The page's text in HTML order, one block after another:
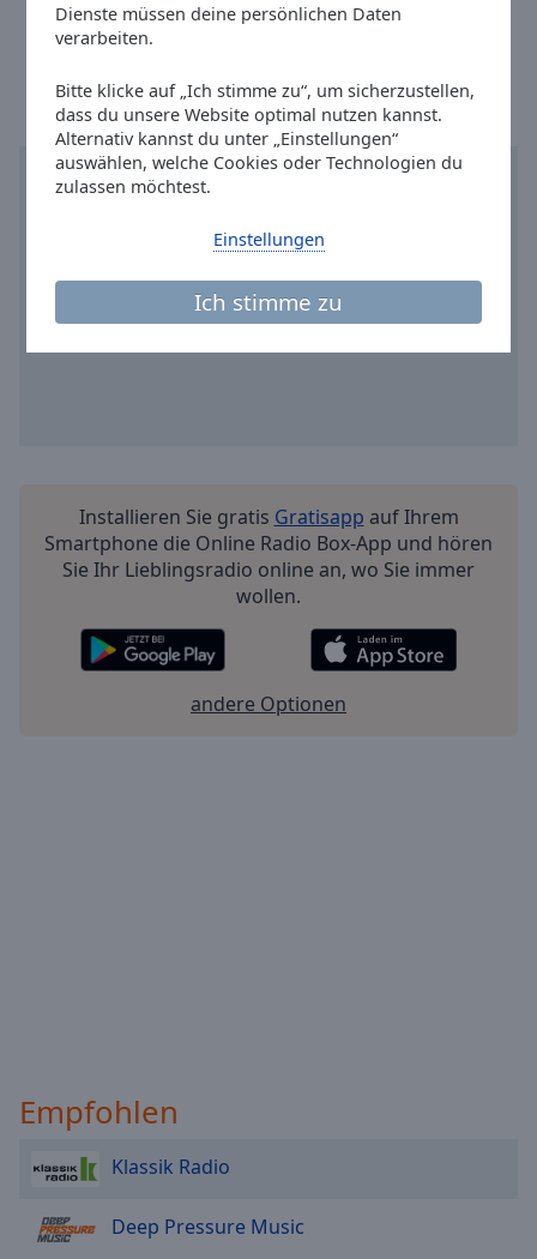
Dienste müssen deine persönlichen Daten
verarbeiten.
Bitte klicke auf „Ich stimme zu“, um sicherzustellen,
dass du unsere Website optimal nutzen kannst.
Alternativ kannst du unter „Einstellungen“
auswählen, welche Cookies oder Technologien du
zulassen möchtest.
Ich stimme zu
Einstellungen
dialog
window.
Ortszeit in Ismaning
Installieren Sie gratis Gratisapp auf Ihrem
Smartphone die Online Radio Box-App und hören
Sie Ihr Lieblingsradio online an, wo Sie immer
wollen.
andere Optionen
Empfohlen
Klassik Radio
Deep Pressure Music